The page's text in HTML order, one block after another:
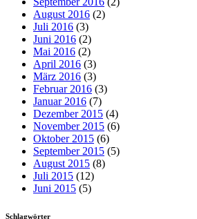
August 2016 (2)
Juli 2016 (3)
Juni 2016 (2)
Mai 2016 (2)
April 2016 (3)
März 2016 (3)
Februar 2016 (3)
Januar 2016 (7)
Dezember 2015 (4)
November 2015 (6)
Oktober 2015 (6)
September 2015 (5)
August 2015 (8)
Juli 2015 (12)
Juni 2015 (5)
Schlagwörter